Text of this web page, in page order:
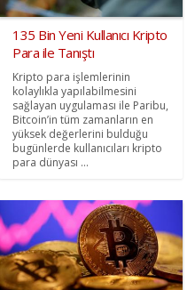
135 Bin Yeni Kullanıcı Kripto
Para ile Tanıştı
Kripto para işlemlerinin
kolaylıkla yapılabilmesini
sağlayan uygulaması ile Paribu,
Bitcoin’in tüm zamanların en
yüksek değerlerini bulduğu
bugünlerde kullanıcıları kripto
para dünyası ...